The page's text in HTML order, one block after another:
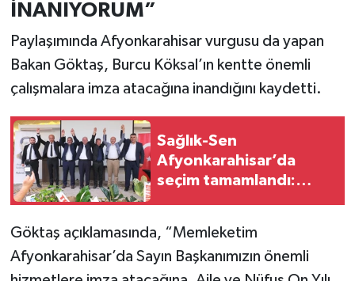
İNANIYORUM”
Paylaşımında Afyonkarahisar vurgusu da yapan
Bakan Göktaş, Burcu Köksal’ın kentte önemli
çalışmalara imza atacağına inandığını kaydetti.
Sağlık-Sen
Afyonkarahisar’da
seçim tamamlandı:
Göktaş açıklamasında, “Memleketim
Afyonkarahisar’da Sayın Başkanımızın önemli